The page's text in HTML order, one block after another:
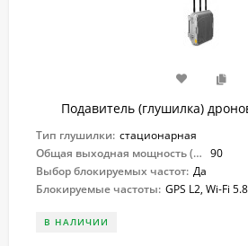
Подавитель (глушилка)
Тип глушилки: стационарная
Общая выходная мощность (Вт): 90
Выбор блокируемых частот: Да
Блокируемые частоты: GPS L2, Wi-Fi
В НАЛИЧИИ